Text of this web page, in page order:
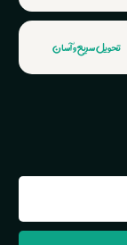
تحویل سریع و آسان